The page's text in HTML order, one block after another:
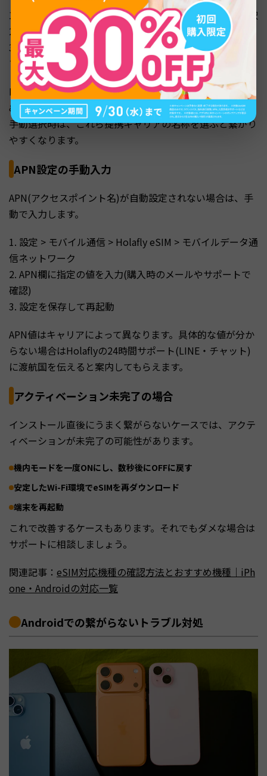
1. 設定 > モバイル通信 > Holafly eSIM > ネットワーク選択
2. 「自動」をOFFに切り替え
3. 利用可能なキャリア一覧が表示されるので、現地キャリ
アを選択
Holaflyは韓国ではSK Telecom・LGU+、アメリカではAT
&T・T-Mobileといった現地キャリアと提携しています。
手動選択時は、これら提携キャリアの名称を選ぶと繋がり
やすくなります。
APN設定の手動入力
APN(アクセスポイント名)が自動設定されない場合は、手
動で入力します。
1. 設定 > モバイル通信 > Holafly eSIM > モバイルデータ通
信ネットワーク
2. APN欄に指定の値を入力(購入時のメールやサポートで
確認)
3. 設定を保存して再起動
APN値はキャリアによって異なります。具体的な値が分か
らない場合はHolaflyの24時間サポート(LINE・チャット)
に渡航国を伝えると案内してもらえます。
アクティベーション未完了の場合
インストール直後にうまく繋がらないケースでは、アクテ
ィベーションが未完了の可能性があります。
機内モードを一度ONにし、数秒後にOFFに戻す
安定したWi-Fi環境でeSIMを再ダウンロード
端末を再起動
これで改善するケースもあります。それでもダメな場合は
サポートに相談しましょう。
関連記事： eSIM対応機種の確認方法とおすすめ機種｜iPh
one・Androidの対応一覧
Androidでの繋がらないトラブル対処